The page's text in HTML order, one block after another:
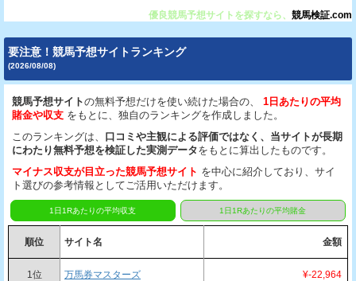
優良競馬予想サイトを探すなら、 競馬検証.com
要注意！競馬予想サイトランキング
(2026/08/08)
競馬予想サイトの無料予想だけを使い続けた場合の、
1日あたりの平均
賭金や収支 をもとに、独自のランキングを作成しました。
このランキングは、 口コミや主観による評価ではなく、当サイトが長期
にわたり無料予想を検証した実測データをもとに算出したものです。
マイナス収支が目立った競馬予想サイト を中心に紹介しており、サイ
ト選びの参考情報としてご活用いただけます。
1日1Rあたりの平均収支 1日1Rあたりの平均賭金
順位 サイト名 金額
1位 万馬券マスターズ ¥-22,964